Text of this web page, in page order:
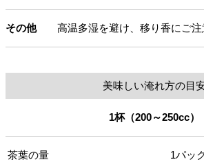
その他 高温多湿を避け、移り香にご注
美味しい淹れ方の目
1杯（200～250cc）
茶葉の量 1パッ